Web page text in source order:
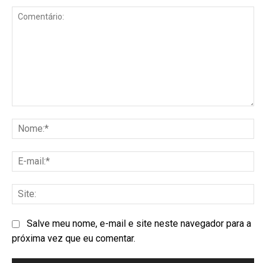
Salve meu nome, e-mail e site neste navegador para a
próxima vez que eu comentar.